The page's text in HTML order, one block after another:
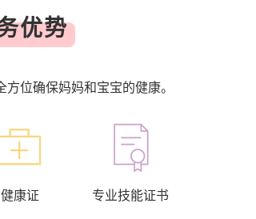
优势
位确保妈妈和宝宝的健康。
健康证 专业技能证书